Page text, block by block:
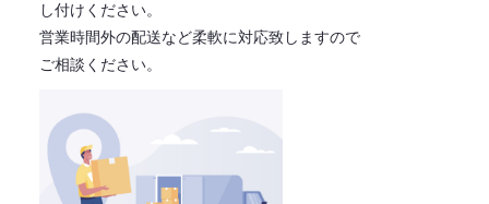
し付けください。
営業時間外の配送など柔軟に対応致しますので
ご相談ください。